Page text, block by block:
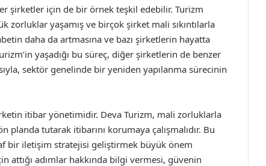
şirketler için de bir örnek teşkil edebilir. Turizm
yaşamış ve birçok şirket mali sıkıntılarla
daha da artmasına ve bazı şirketlerin hayatta
yaşadığı bu süreç, diğer şirketlerin de benzer
sektör genelinde bir yeniden yapılanma sürecinin
itibar yönetimidir. Deva Turizm, mali zorluklarla
tutarak itibarını korumaya çalışmalıdır. Bu
bir iletişim stratejisi geliştirmek büyük önem
attığı adımlar hakkında bilgi vermesi, güvenin